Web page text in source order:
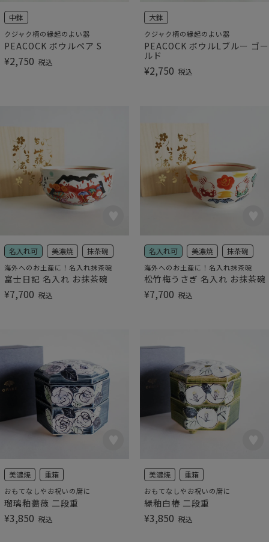
中鉢
クジャク柄の縁起のよい器
PEACOCK ボウルペア S
¥2,750 税込
大鉢
クジャク柄の縁起のよい器
PEACOCK ボウルLブルー ゴー
ルド
¥2,750 税込
名入れ可 美濃焼 抹茶碗
海外へのお土産に！名入れ抹茶碗
富士日記 名入れ お抹茶碗
¥7,700 税込
名入れ可 美濃焼 抹茶碗
海外へのお土産に！名入れ抹茶碗
松竹梅うさぎ 名入れ お抹茶碗
¥7,700 税込
美濃焼 重箱
おもてなしやお祝いの席に
瑠璃釉薔薇 二段重
¥3,850 税込
美濃焼 重箱
おもてなしやお祝いの席に
緑釉白椿 二段重
¥3,850 税込